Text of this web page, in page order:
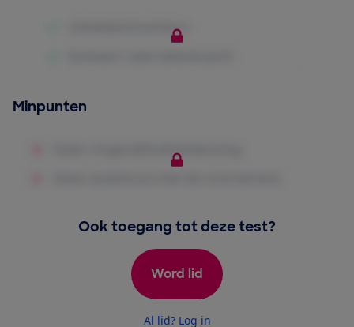
Minpunten
Ook toegang tot deze test?
Word lid
Al lid? Log in